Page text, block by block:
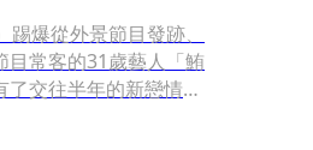
爆從外景節目發跡、
目常客的31歲藝人「鮪
了交往半年的新戀情！